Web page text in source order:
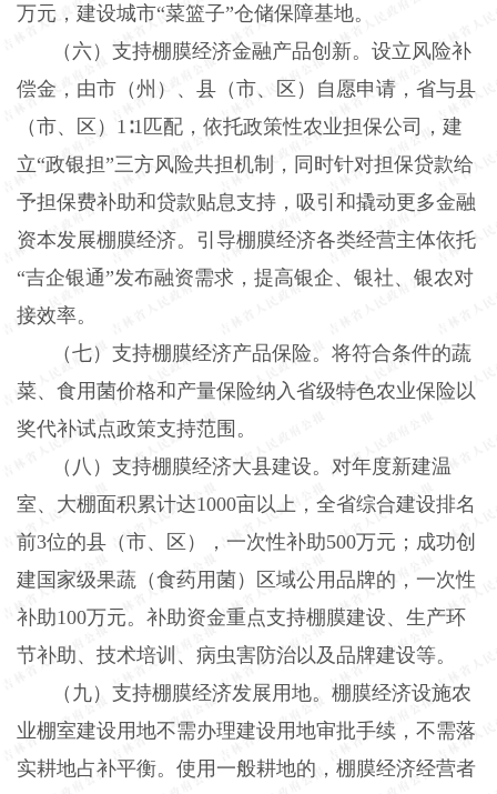
万元，建设城市“菜篮子”仓储保障基地。
（六）支持棚膜经济金融产品创新。设立风险补
偿金，由市（州）、县（市、区）自愿申请，省与县
（市、区） 1∶1匹配，依托政策性农业担保公司，建
立“政银担”三方风险共担机制，同时针对担保贷款给
予担保费补助和贷款贴息支持，吸引和撬动更多金融
资本发展棚膜经济。引导棚膜经济各类经营主体依托
“吉企银通”发布融资需求，提高银企、银社、银农对
接效率。
（七）支持棚膜经济产品保险。将符合条件的蔬
菜、食用菌价格和产量保险纳入省级特色农业保险以
奖代补试点政策支持范围。
（八）支持棚膜经济大县建设。对年度新建温
室、大棚面积累计达1000亩以上，全省综合建设排名
前3位的县（市、区），一次性补助500万元；成功创
建国家级果蔬（食药用菌）区域公用品牌的，一次性
补助100万元。补助资金重点支持棚膜建设、生产环
节补助、技术培训、病虫害防治以及品牌建设等。
（九）支持棚膜经济发展用地。棚膜经济设施农
业棚室建设用地不需办理建设用地审批手续，不需落
实耕地占补平衡。使用一般耕地的，棚膜经济经营者